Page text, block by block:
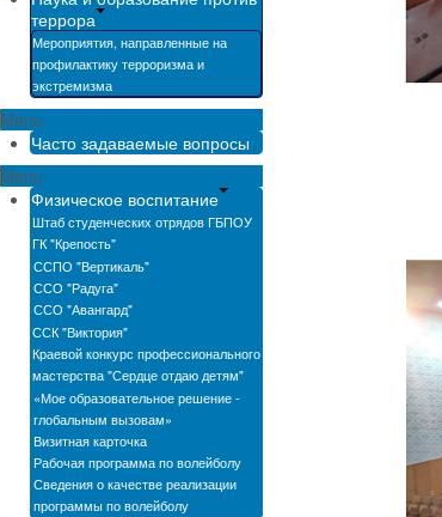
террора
Мероприятия, направленные на
профилактику терроризма и
экстремизма
Menu
Часто задаваемые вопросы
Menu
Физическое воспитание
Штаб студенческих отрядов ГБПОУ
ГК "Крепость"
ССПО "Вертикаль"
ССО "Радуга"
ССО "Авангард"
ССК "Виктория"
Краевой конкурс профессионального
мастерства "Сердце отдаю детям"
«Мое образовательное решение -
глобальным вызовам»
Визитная карточка
Рабочая программа по волейболу
Сведения о качестве реализации
программы по волейболу